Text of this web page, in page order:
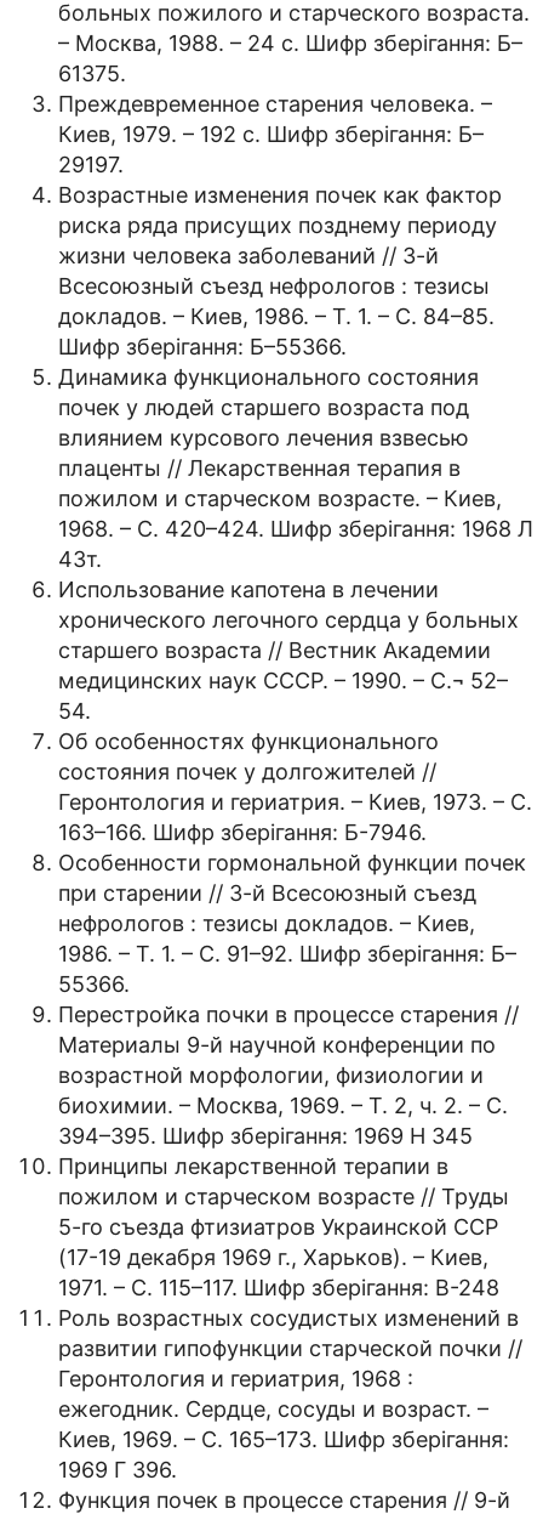
больных пожилого и старческого возраста.
– Москва, 1988. – 24 с. Шифр зберігання: Б–
61375.
Преждевременное старения человека. –
Киев, 1979. – 192 c. Шифр зберігання: Б–
29197.
Возрастные изменения почек как фактор
риска ряда присущих позднему периоду
жизни человека заболеваний // 3-й
Всесоюзный съезд нефрологов : тезисы
докладов. – Киев, 1986. – Т. 1. – С. 84–85.
Шифр зберігання: Б–55366.
Динамика функционального состояния
почек у людей старшего возраста под
влиянием курсового лечения взвесью
плаценты // Лекарственная терапия в
пожилом и старческом возрасте. – Киев,
1968. – С. 420–424. Шифр зберігання: 1968 Л
43т.
Использование капотена в лечении
хронического легочного сердца у больных
старшего возраста // Вестник Академии
медицинских наук СССР. – 1990. – С.¬ 52–
54.
Об особенностях функционального
состояния почек у долгожителей //
Геронтология и гериатрия. – Киев, 1973. – С.
163–166. Шифр зберігання: Б-7946.
Особенности гормональной функции почек
при старении // 3-й Всесоюзный съезд
нефрологов : тезисы докладов. – Киев,
1986. – Т. 1. – С. 91–92. Шифр зберігання: Б–
55366.
Перестройка почки в процессе старения //
Материалы 9-й научной конференции по
возрастной морфологии, физиологии и
биохимии. – Москва, 1969. – Т. 2, ч. 2. – С.
394–395. Шифр зберігання: 1969 Н 345
Принципы лекарственной терапии в
пожилом и старческом возрасте // Труды
5-го съезда фтизиатров Украинской ССР
(17-19 декабря 1969 г., Харьков). – Киев,
1971. – С. 115–117. Шифр зберігання: В-248
Роль возрастных сосудистых изменений в
развитии гипофункции старческой почки //
Геронтология и гериатрия, 1968 :
ежегодник. Сердце, сосуды и возраст. –
Киев, 1969. – С. 165–173. Шифр зберігання:
1969 Г 396.
Функция почек в процессе старения // 9-й